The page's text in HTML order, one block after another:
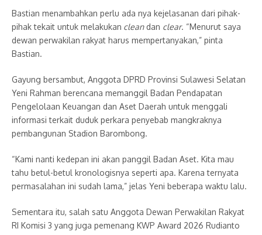
Bastian menambahkan perlu ada nya kejelasanan dari pihak-
pihak tekait untuk melakukan cleandan clear. “Menurut saya
dewan perwakilan rakyat harus mempertanyakan,” pinta
Bastian.
Gayung bersambut, Anggota DPRD Provinsi Sulawesi Selatan
Yeni Rahman berencana memanggil Badan Pendapatan
Pengelolaan Keuangan dan Aset Daerah untuk menggali
informasi terkait duduk perkara penyebab mangkraknya
pembangunan Stadion Barombong.
“Kami nanti kedepan ini akan panggil Badan Aset. Kita mau
tahu betul-betul kronologisnya seperti apa. Karena ternyata
permasalahan ini sudah lama,” jelas Yeni beberapa waktu lalu.
Sementara itu, salah satu Anggota Dewan Perwakilan Rakyat
RI Komisi 3 yang juga pemenang KWP Award 2026 Rudianto